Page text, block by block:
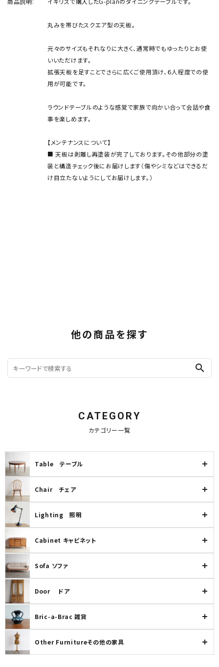
丸みを帯びたスクエア型の天板。
元々のサイズもそれなりに大きく、通常時でもゆったりとお使
いいただけます。
拡張天板を足すことでさらに広くご使用頂け、６人程度での使
用が可能です。
ラウンドテーブルのような感覚で家族で向かい合って会話や食
事を楽しめます。
【メンテナンスについて】
■ 天板は剥離し再塗装が完了しております。その他部分の塗
装と構造チェック後にお届けします（傷やシミなどはできるだ
け目立たないようにしてお届けします。）
他の商品を探す
search
CATEGORY
カテゴリー一覧
Table テーブル
Chair チェア
Lighting 照明
Cabinet キャビネット
Sofa ソファ
Door ドア
Bric-a-Brac 雑貨
Other Furnitureその他の家具